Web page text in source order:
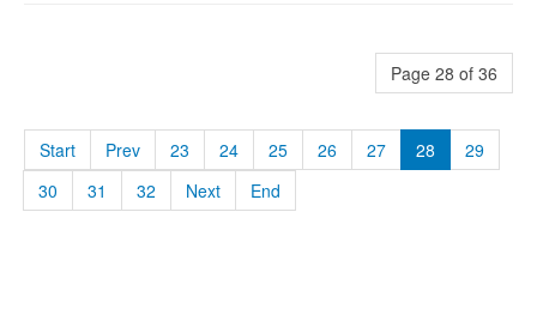
Page 28 of 36
Start Prev 23 24 25 26 27 28
29
30
31 32 Next End